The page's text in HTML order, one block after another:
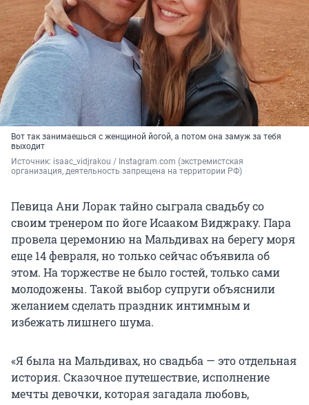
Вот так занимаешься с женщиной йогой, а потом она замуж за тебя
выходит
Источник: isaac_vidjrakou / Instagram.com (экстремистская
организация, деятельность запрещена на территории РФ)
Певица Ани Лорак тайно сыграла свадьбу со
своим тренером по йоге Исааком Виджраку. Пара
провела церемонию на Мальдивах на берегу моря
еще 14 февраля, но только сейчас объявила об
этом. На торжестве не было гостей, только сами
молодожены. Такой выбор супруги объяснили
желанием сделать праздник интимным и
избежать лишнего шума.
«Я была на Мальдивах, но свадьба — это отдельная
история. Сказочное путешествие, исполнение
мечты девочки, которая загадала любовь,